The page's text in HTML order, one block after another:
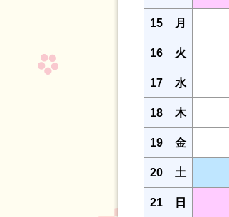
15 月
16 火
17 水
18 木
19 金
20 土
21 日